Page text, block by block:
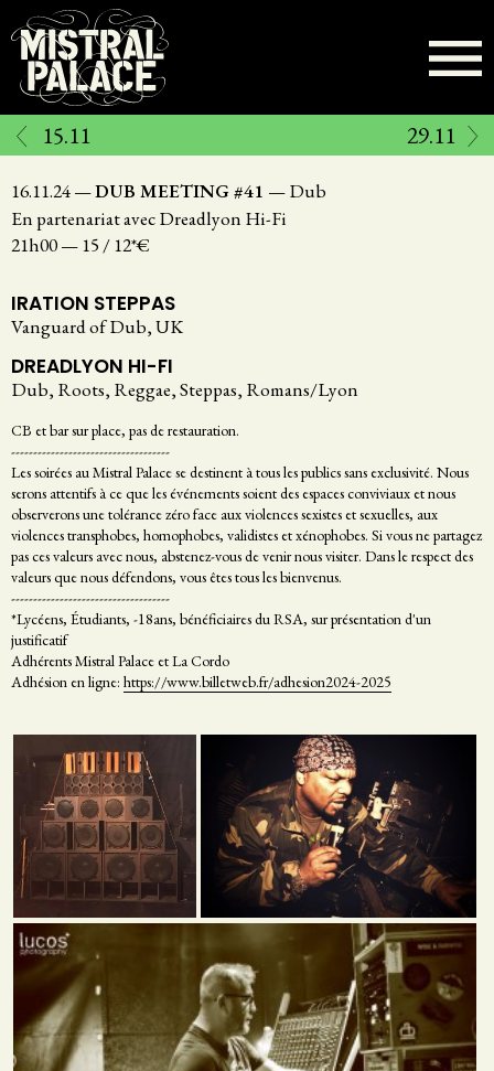
Aller
au
contenu
principal
15.11 29.11
16.11.24—DUB MEETING #41 —Dub
En partenariat avec Dreadlyon Hi-Fi
21h00—15 / 12*€
IRATION STEPPAS
Vanguard of Dub, UK
DREADLYON HI-FI
Dub, Roots, Reggae, Steppas, Romans/Lyon
CB et bar sur place, pas de restauration.
------------------------------------
Les soirées au Mistral Palace se destinent à tous les publics sans exclusivité. Nous
serons attentifs à ce que les événements soient des espaces conviviaux et nous
observerons une tolérance zéro face aux violences sexistes et sexuelles, aux
violences transphobes, homophobes, validistes et xénophobes. Si vous ne partagez
pas ces valeurs avec nous, abstenez-vous de venir nous visiter. Dans le respect des
valeurs que nous défendons, vous êtes tous les bienvenus.
------------------------------------
*Lycéens, Étudiants, -18ans, bénéficiaires du RSA, sur présentation d'un
justificatif
Adhérents Mistral Palace et La Cordo
Adhésion en ligne: https://www.billetweb.fr/adhesion2024-2025